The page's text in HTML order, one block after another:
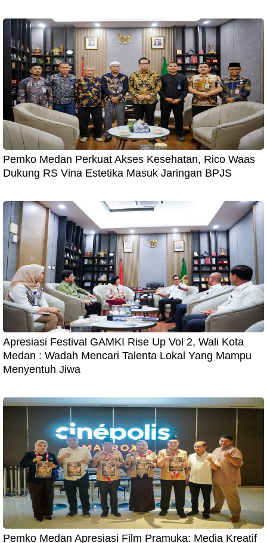
Pemko Medan Perkuat Akses Kesehatan, Rico Waas
Dukung RS Vina Estetika Masuk Jaringan BPJS
Apresiasi Festival GAMKI Rise Up Vol 2, Wali Kota
Medan : Wadah Mencari Talenta Lokal Yang Mampu
Menyentuh Jiwa
Pemko Medan Apresiasi Film Pramuka: Media Kreatif